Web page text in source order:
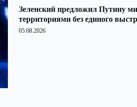
Зеленский предложил Путину
территориями без единого
05.08.2026